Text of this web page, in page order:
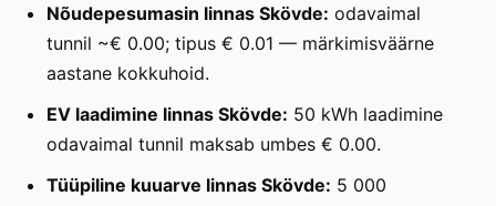
Nõudepesumasin linnas Skövde: odavaimal
tunnil ~€ 0.00; tipus € 0.01 — märkimisväärne
aastane kokkuhoid.
EV laadimine linnas Skövde: 50 kWh laadimine
odavaimal tunnil maksab umbes € 0.00.
Tüüpiline kuuarve linnas Skövde: 5 000